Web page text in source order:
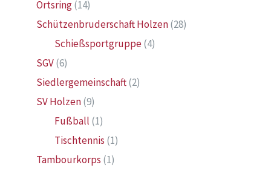
Ortsring(14)
Schützenbruderschaft Holzen(28)
Schießsportgruppe(4)
SGV(6)
Siedlergemeinschaft(2)
SV Holzen(9)
Fußball (1)
Tischtennis (1)
Tambourkorps (1)